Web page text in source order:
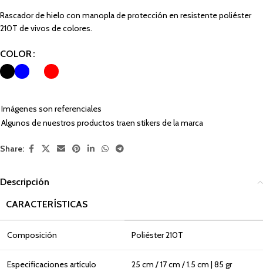
Rascador de hielo con manopla de protección en resistente poliéster
210T de vivos de colores.
COLOR
Imágenes son referenciales
Algunos de nuestros productos traen stikers de la marca
Share:
Descripción
CARACTERÍSTICAS
Composición Poliéster 210T
Especificaciones artículo 25 cm / 17 cm / 1.5 cm | 85 gr